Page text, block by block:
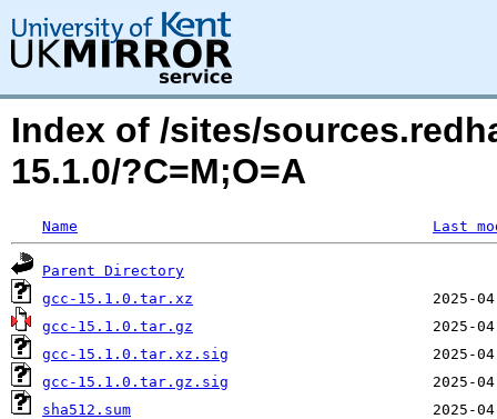
Index of /sites/
15.1.0/?C=M;O=A
Name Last
Parent Directory
gcc-15.1.0.tar.xz
gcc-15.1.0.tar.gz
gcc-15.1.0.tar.xz.sig
gcc-15.1.0.tar.gz.sig
sha512.sum